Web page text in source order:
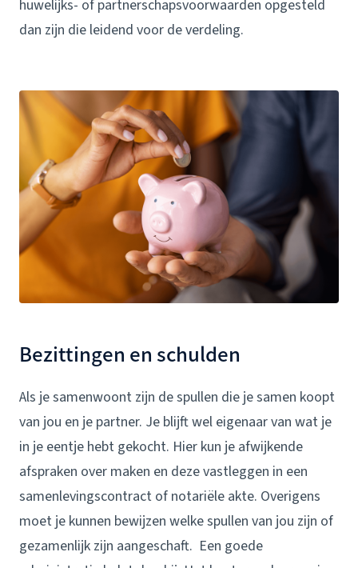
huwelijks- of partnerschaps­voorwaarden opgesteld
dan zijn die leidend voor de verdeling.
Bezittingen en schulden
Als je samenwoont zijn de spullen die je samen koopt
van jou en je partner. Je blijft wel eigenaar van wat je
in je eentje hebt gekocht. Hier kun je afwijkende
afspraken over maken en deze vastleggen in een
samenlevingscontract of notariële akte. Overigens
moet je kunnen bewijzen welke spullen van jou zijn of
gezamenlijk zijn aangeschaft. Een goede